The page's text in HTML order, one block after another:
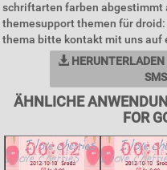
schriftarten farben abgestimmt
themesupport themen für
thema bitte kontakt mit uns auf
ÄHNLICHE
FOR